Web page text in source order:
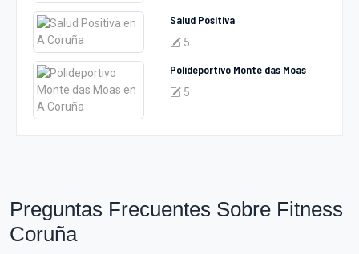
Salud Positiva
5
Polideportivo Monte das Moas
5
Preguntas Frecuentes Sobre Fitness
Coruña